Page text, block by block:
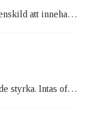
Klassat som hälsofarlig vara. Förbjudet för enskild att inneha och hantera. Ej narkotikaklassad eftersom det finns en st...
Cannabis finns i olika former med varierande styrka. Intas oftast genom rökning av hemrullade cigaretter av det svagare ...